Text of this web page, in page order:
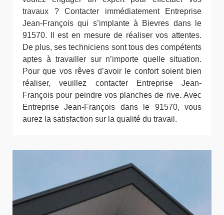
travaux ? Contacter immédiatement Entreprise
Jean-François qui s’implante à Bievres dans le
91570. Il est en mesure de réaliser vos attentes.
De plus, ses techniciens sont tous des compétents
aptes à travailler sur n’importe quelle situation.
Pour que vos rêves d’avoir le confort soient bien
réaliser, veuillez contacter Entreprise Jean-
François pour peindre vos planches de rive. Avec
Entreprise Jean-François dans le 91570, vous
aurez la satisfaction sur la qualité du travail.